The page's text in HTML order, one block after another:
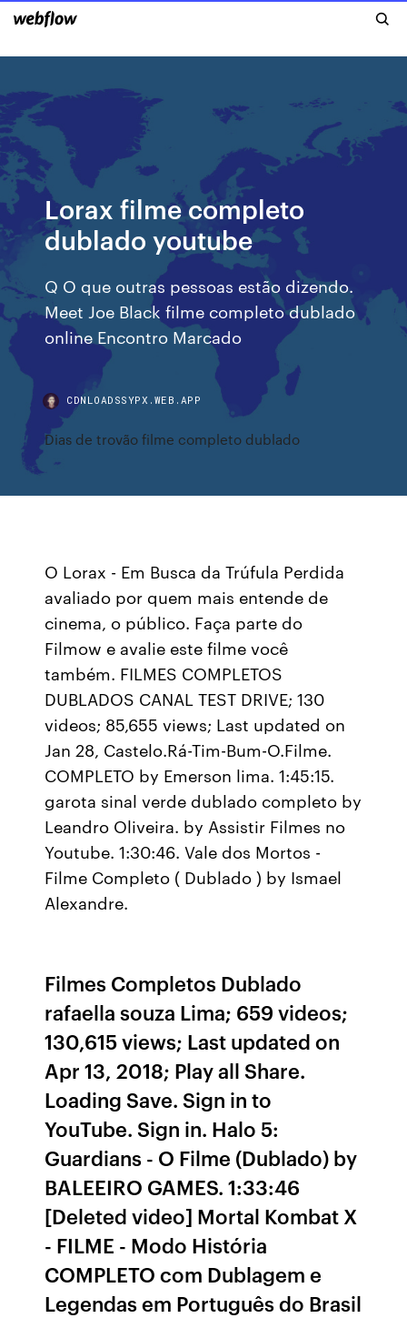
Lorax filme completo
dublado youtube
Q O que outras pessoas estão dizendo.
Meet Joe Black filme completo dublado
online Encontro Marcado
CDNLOADSSYPX.WEB.APP
Dias de trovão filme completo dublado
O Lorax - Em Busca da Trúfula Perdida
avaliado por quem mais entende de
cinema, o público. Faça parte do
Filmow e avalie este filme você
também. FILMES COMPLETOS
DUBLADOS CANAL TEST DRIVE; 130
videos; 85,655 views; Last updated on
Jan 28, Castelo.Rá-Tim-Bum-O.Filme.
COMPLETO by Emerson lima. 1:45:15.
garota sinal verde dublado completo by
Leandro Oliveira. by Assistir Filmes no
Youtube. 1:30:46. Vale dos Mortos -
Filme Completo ( Dublado ) by Ismael
Alexandre.
Filmes Completos Dublado
rafaella souza Lima; 659 videos;
130,615 views; Last updated on
Apr 13, 2018; Play all Share.
Loading Save. Sign in to
YouTube. Sign in. Halo 5:
Guardians - O Filme (Dublado) by
BALEEIRO GAMES. 1:33:46
[Deleted video] Mortal Kombat X
- FILME - Modo História
COMPLETO com Dublagem e
Legendas em Português do Brasil